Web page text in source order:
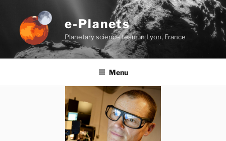
contenu
principal
e-Planets
Planetary science team in Lyon, France
Menu